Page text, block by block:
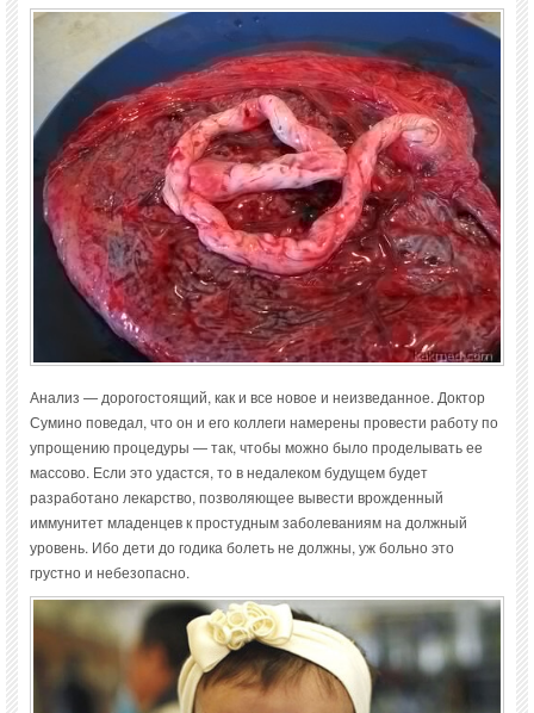
Анализ — дорогостоящий, как и все новое и неизведанное. Доктор
Сумино поведал, что он и его коллеги намерены провести работу по
упрощению процедуры — так, чтобы можно было проделывать ее
массово. Если это удастся, то в недалеком будущем будет
разработано лекарство, позволяющее вывести врожденный
иммунитет младенцев к простудным заболеваниям на должный
уровень. Ибо дети до годика болеть не должны, уж больно это
грустно и небезопасно.